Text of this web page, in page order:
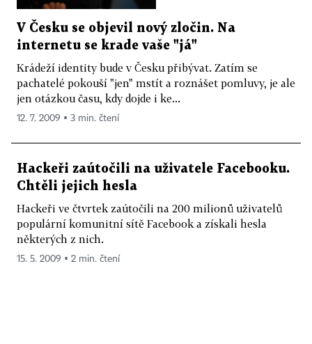
V Česku se objevil nový zločin. Na
internetu se krade vaše "já"
Krádeží identity bude v Česku přibývat. Zatím se
pachatelé pokouší "jen" mstít a roznášet pomluvy, je ale
jen otázkou času, kdy dojde i ke...
12. 7. 2009 ▪ 3 min. čtení
Hackeři zaútočili na uživatele Facebooku.
Chtěli jejich hesla
Hackeři ve čtvrtek zaútočili na 200 milionů uživatelů
populární komunitní sítě Facebook a získali hesla
některých z nich.
15. 5. 2009 ▪ 2 min. čtení